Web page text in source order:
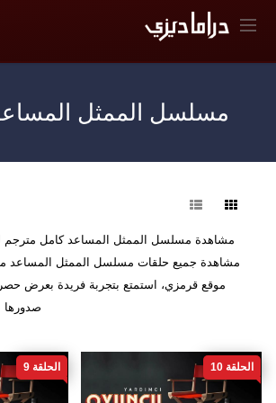
مسلسل الممثل
مشاهدة مسلسل الممثل المساعد كامل مترجم
مشاهدة جميع حلقات مسلسل الممثل
موقع قرمزي، استمتع بتجربة فريدة بعرض
صدورها
الحلقة 10 الحلقة 9